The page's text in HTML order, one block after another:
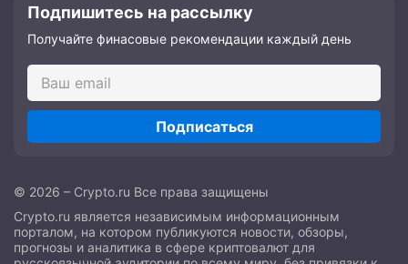
Подпишитесь на рассылку
Получайте финасовые рекомендации каждый день
Подписаться
© 2026 – Crypto.ru Все права защищены
Crypto.ru является независимым информационным
порталом, на котором публикуются новости, обзоры,
прогнозы и аналитика в сфере криптовалют для